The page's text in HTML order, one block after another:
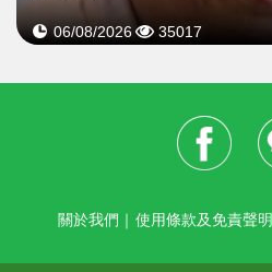
06/08/2026 35017
關於我們 ｜ 使用條款及免責聲明